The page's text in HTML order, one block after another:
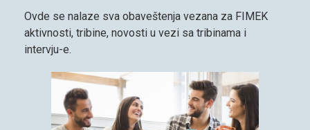
Ovde se nalaze sva obaveštenja vezana za FIMEK
aktivnosti, tribine, novosti u vezi sa tribinama i
intervju-e.